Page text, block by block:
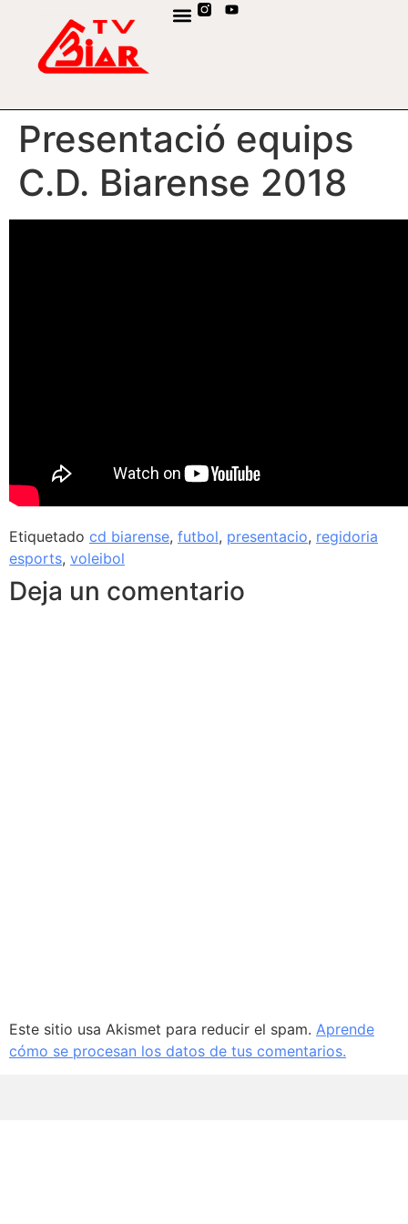
Presentació equips
C.D. Biarense 2018
Etiquetado cd biarense, futbol, presentacio, regidoria
esports, voleibol
Deja un comentario
Este sitio usa Akismet para reducir el spam. Aprende
cómo se procesan los datos de tus comentarios.